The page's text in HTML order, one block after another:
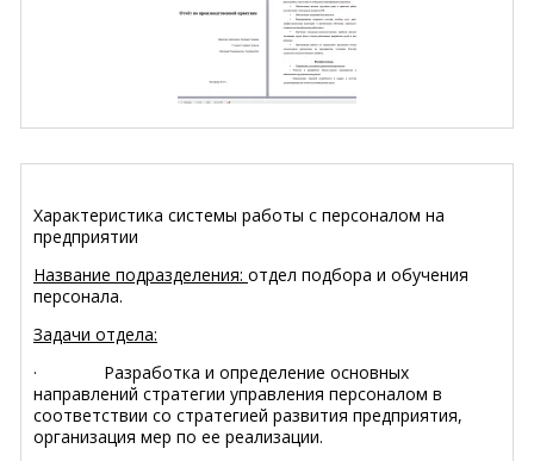
Характеристика системы работы с персоналом на
предприятии
Название подразделения: отдел подбора и обучения
персонала.
Задачи отдела:
· Разработка и определение основных
направлений стратегии управления персоналом в
соответствии со стратегией развития предприятия,
организация мер по ее реализации.